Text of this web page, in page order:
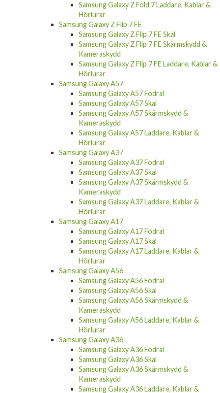
Samsung Galaxy Z Fold 7 Laddare, Kablar &
Hörlurar
Samsung Galaxy Z Flip 7 FE
Samsung Galaxy Z Flip 7 FE Skal
Samsung Galaxy Z Flip 7 FE Skärmskydd &
Kameraskydd
Samsung Galaxy Z Flip 7 FE Laddare, Kablar &
Hörlurar
Samsung Galaxy A57
Samsung Galaxy A57 Fodral
Samsung Galaxy A57 Skal
Samsung Galaxy A57 Skärmskydd &
Kameraskydd
Samsung Galaxy A57 Laddare, Kablar &
Hörlurar
Samsung Galaxy A37
Samsung Galaxy A37 Fodral
Samsung Galaxy A37 Skal
Samsung Galaxy A37 Skärmskydd &
Kameraskydd
Samsung Galaxy A37 Laddare, Kablar &
Hörlurar
Samsung Galaxy A17
Samsung Galaxy A17 Fodral
Samsung Galaxy A17 Skal
Samsung Galaxy A17 Laddare, Kablar &
Hörlurar
Samsung Galaxy A56
Samsung Galaxy A56 Fodral
Samsung Galaxy A56 Skal
Samsung Galaxy A56 Skärmskydd &
Kameraskydd
Samsung Galaxy A56 Laddare, Kablar &
Hörlurar
Samsung Galaxy A36
Samsung Galaxy A36 Fodral
Samsung Galaxy A36 Skal
Samsung Galaxy A36 Skärmskydd &
Kameraskydd
Samsung Galaxy A36 Laddare, Kablar &